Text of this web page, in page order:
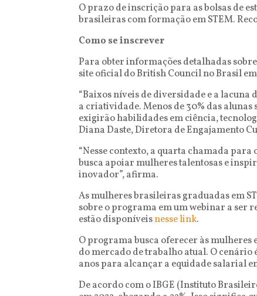
O prazo de inscrição para as bolsas de
brasileiras com formação em STEM.
Como se inscrever
Para obter informações detalhadas
site oficial do British Council no Brasil
“Baixos níveis de diversidade e a lacuna
a criatividade. Menos de 30% das
exigirão habilidades em ciência,
Diana Daste, Diretora de Engajamento
“Nesse contexto, a quarta chamada
busca apoiar mulheres talentosas e
inovador”, afirma.
As mulheres brasileiras graduadas em
sobre o programa em um webinar a ser
estão disponíveisnesse link.
O programa busca oferecer às
do mercado de trabalho atual. O cenário
anos para alcançar a equidade salarial
De acordo com o IBGE (Instituto